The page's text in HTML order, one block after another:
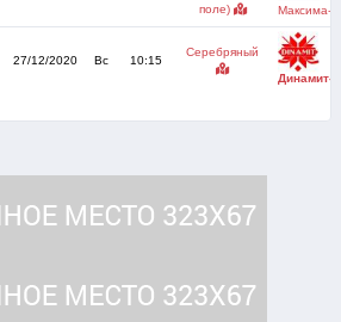
поле)
Максима-
27/12/2020 Вс 10:15
Серебряный
Динамит-